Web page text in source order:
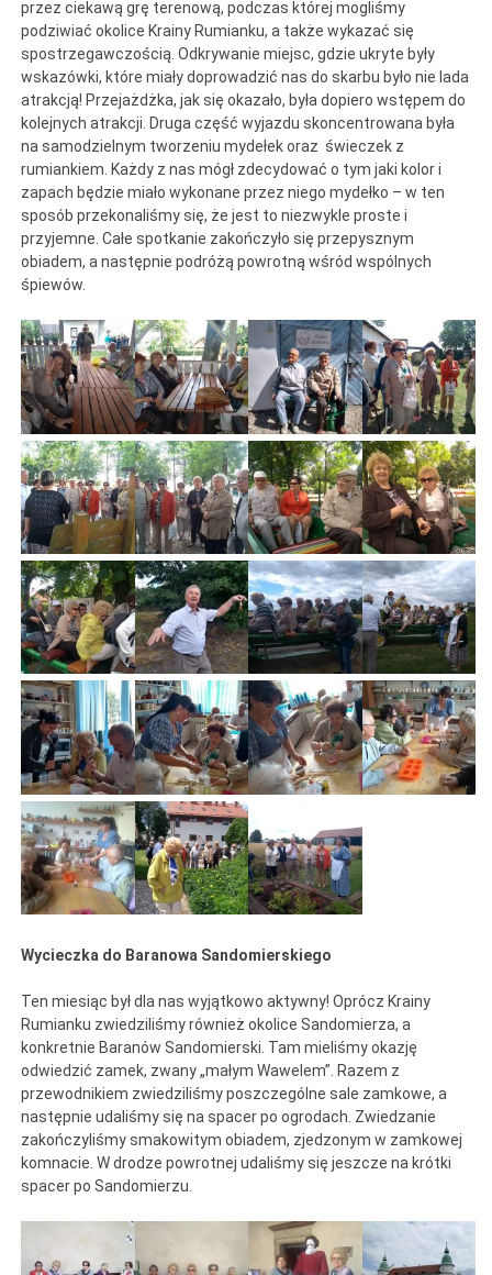
przez ciekawą grę terenową, podczas której mogliśmy
podziwiać okolice Krainy Rumianku, a także wykazać się
spostrzegawczością. Odkrywanie miejsc, gdzie ukryte były
wskazówki, które miały doprowadzić nas do skarbu było nie lada
atrakcją! Przejażdżka, jak się okazało, była dopiero wstępem do
kolejnych atrakcji. Druga część wyjazdu skoncentrowana była
na samodzielnym tworzeniu mydełek oraz świeczek z
rumiankiem. Każdy z nas mógł zdecydować o tym jaki kolor i
zapach będzie miało wykonane przez niego mydełko – w ten
sposób przekonaliśmy się, że jest to niezwykle proste i
przyjemne. Całe spotkanie zakończyło się przepysznym
obiadem, a następnie podróżą powrotną wśród wspólnych
śpiewów.
Wycieczka do Baranowa Sandomierskiego
Ten miesiąc był dla nas wyjątkowo aktywny! Oprócz Krainy
Rumianku zwiedziliśmy również okolice Sandomierza, a
konkretnie Baranów Sandomierski. Tam mieliśmy okazję
odwiedzić zamek, zwany „małym Wawelem”. Razem z
przewodnikiem zwiedziliśmy poszczególne sale zamkowe, a
następnie udaliśmy się na spacer po ogrodach. Zwiedzanie
zakończyliśmy smakowitym obiadem, zjedzonym w zamkowej
komnacie. W drodze powrotnej udaliśmy się jeszcze na krótki
spacer po Sandomierzu.